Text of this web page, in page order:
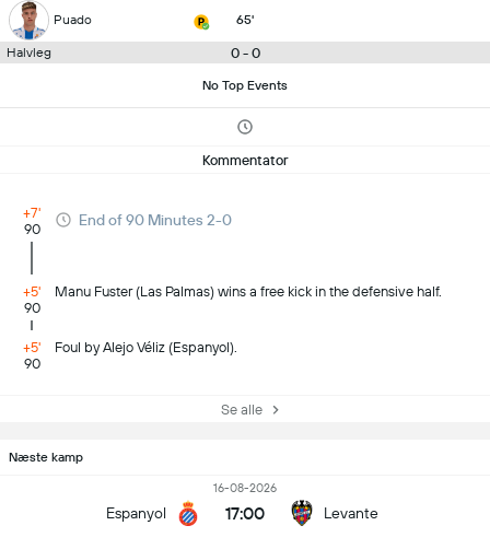
Puado 65'
Halvleg 0 - 0
No Top Events
Kommentator
+7'
90
End of 90 Minutes 2-0
+5'
90
Manu Fuster (Las Palmas) wins a free kick in the defensive half.
+5'
90
Foul by Alejo Véliz (Espanyol).
Se alle
Næste kamp
Espanyol
16-08-2026
17:00 Levante